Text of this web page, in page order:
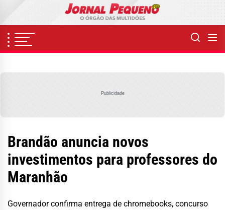
content
Publicidade
Brandão anuncia novos
investimentos para professores do
Maranhão
Governador confirma entrega de chromebooks, concurso